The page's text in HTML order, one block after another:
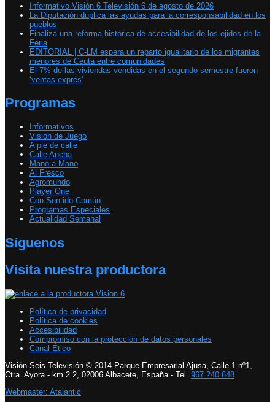
Informativo Visión 6 Televisión 6 de agosto de 2026
La Diputación duplica las ayudas para la corresponsabilidad en los
pueblos
Finaliza una reforma histórica de accesibilidad de los ejidos de la
Feria
EDITORIAL | C-LM espera un reparto igualitario de los migrantes
menores de Ceuta entre comunidades
El 7% de las viviendas vendidas en el segundo semestre fueron
‘ventas exprés’
Programas
Informativos
Visión de Juego
A pie de calle
Calle Ancha
Mano a Mano
Al Fresco
Agromundo
Player One
Con Sentido Común
Programas Especiales
Actualidad Semanal
Síguenos
Visita nuestra productora
Política de privacidad
Política de cookies
Accesibilidad
Compromiso con la protección de datos personales
Canal Ético
Visión Seis Televisión © 2014 Parque Empresarial Ajusa, Calle 1 nº1,
Ctra. Ayora - km 2.2, 02006 Albacete, España - Tel. 967 240 648
Webmaster: Atalantic